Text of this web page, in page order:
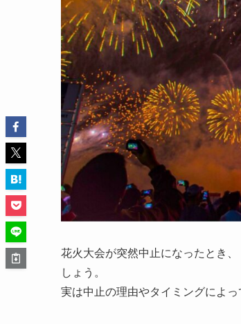
花火大会が突然中止になったとき
しょう。
実は中止の理由やタイミングによ